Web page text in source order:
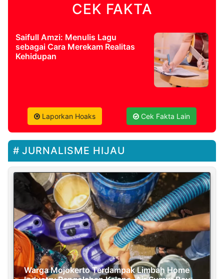
CEK FAKTA
Saifull Amzi: Menulis Lagu
sebagai Cara Merekam Realitas
Kehidupan
Laporkan Hoaks Cek Fakta Lain
JURNALISME HIJAU
Warga Mojokerto Terdampak Limbah Home